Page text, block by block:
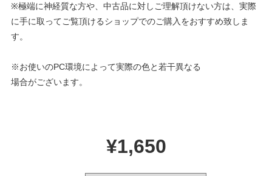
※極端に神経質な方や、中古品に対しご理解頂けない方は、実際
に手に取ってご覧頂けるショップでのご購入をおすすめ致しま
す。
※お使いのPC環境によって実際の色と若干異なる
場合がございます。
¥1,650